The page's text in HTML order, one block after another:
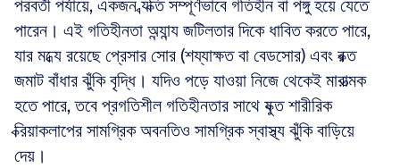
পরবর্তী পর্যায়ে, একজন ব্যক্তি সম্পূর্ণভাবে গতিহীন বা পঙ্গু হয়ে যেতে
পারেন। এই গতিহীনতা অন্যান্য জটিলতার দিকে ধাবিত করতে পারে,
যার মধ্যে রয়েছে প্রেসার সোর (শয্যাক্ষত বা বেডসোর) এবং রক্ত
জমাট বাঁধার ঝুঁকি বৃদ্ধি। যদিও পড়ে যাওয়া নিজে থেকেই মারাত্মক
হতে পারে, তবে প্রগতিশীল গতিহীনতার সাথে যুক্ত শারীরিক
ক্রিয়াকলাপের সামগ্রিক অবনতিও সামগ্রিক স্বাস্থ্য ঝুঁকি বাড়িয়ে
দেয়।